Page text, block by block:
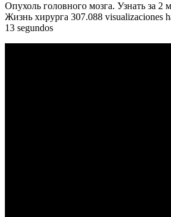
Опухоль головного мозга. Узнать за
Жизнь хирурга 307.088 visualizaciones
13 segundos